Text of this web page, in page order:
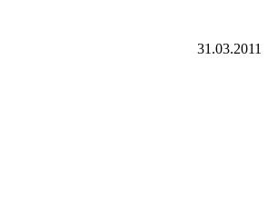
31.03.2011